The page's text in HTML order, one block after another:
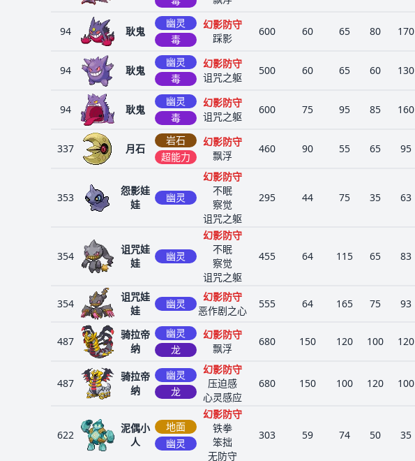
94 耿鬼
幽灵
毒
幻影防守
踩影
600 60 65 80 170
94 耿鬼
幽灵
毒
幻影防守
诅咒之躯
500 60 65 60 130
94 耿鬼
幽灵
毒
幻影防守
诅咒之躯
600 75 95 85 160
337 月石
岩石
超能力
幻影防守
飘浮
460 90 55 65 95
353
怨影娃
娃
幽灵
幻影防守
不眠
察觉
诅咒之躯
295 44 75 35 63
354
诅咒娃
娃
幽灵
幻影防守
不眠
察觉
诅咒之躯
455 64 115 65 83
354
诅咒娃
娃
幽灵
幻影防守
恶作剧之心
555 64 165 75 93
487
骑拉帝
纳
幽灵
龙
幻影防守
飘浮
680 150 120 100 120
487
骑拉帝
纳
幽灵
龙
幻影防守
压迫感
心灵感应
680 150 100 120 100
622
泥偶小
人
地面
幽灵
幻影防守
铁拳
笨拙
无防守
303 59 74 50 35